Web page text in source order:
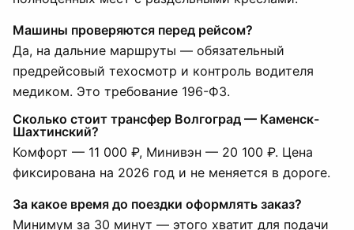
Машины проверяются перед рейсом?
Да, на дальние маршруты — обязательный
предрейсовый техосмотр и контроль водителя
медиком. Это требование 196-ФЗ.
Сколько стоит трансфер Волгоград — Каменск-
Шахтинский?
Комфорт — 11 000 ₽, Минивэн — 20 100 ₽. Цена
фиксирована на 2026 год и не меняется в дороге.
За какое время до поездки оформлять заказ?
Минимум за 30 минут — этого хватит для подачи